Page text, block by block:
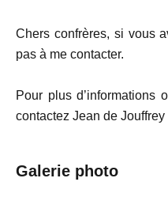
Chers confrères, si vous
pas à me contacter.
Pour plus d’informations
contactez Jean de
Galerie photo